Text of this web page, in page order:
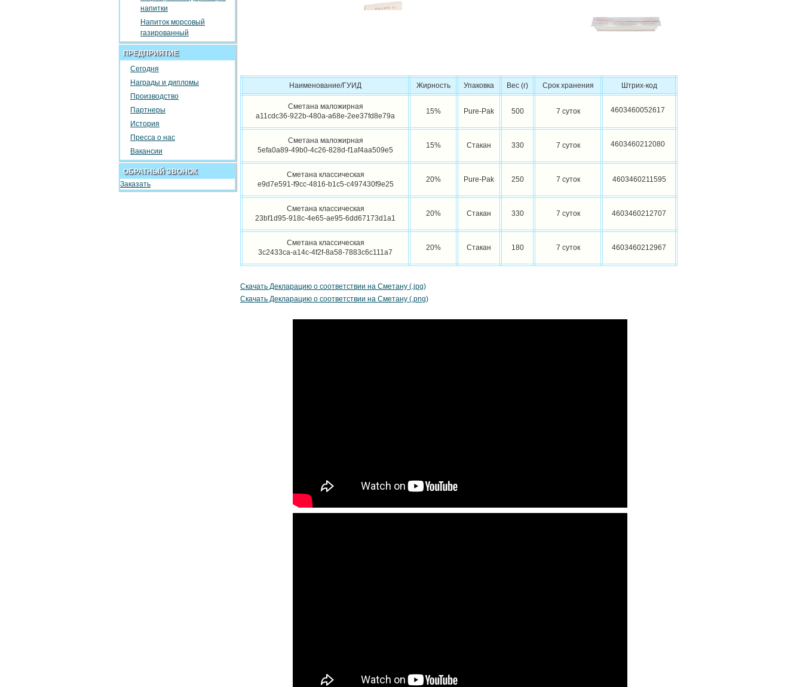
напитки
Напиток морсовый
газированный
ПРЕДПРИЯТИЕ
Сегодня
Награды и дипломы
Производство
Партнеры
История
Пресса о нас
Вакансии
ОБРАТНЫЙ ЗВОНОК
Заказать
Наименование/ГУИД Жирность Упаковка Вес (г) Срок хранения Штрих-код
Сметана маложирная
a11cdc36-922b-480a-a68e-2ee37fd8e79a
15% Pure-Pak 500 7 суток 4603460052617
Сметана маложирная
5efa0a89-49b0-4c26-828d-f1af4aa509e5
15% Стакан 330 7 суток 4603460212080
Сметана классическая
e9d7e591-f9cc-4816-b1c5-c497430f9e25
20% Pure-Pak 250 7 суток 4603460211595
Сметана классическая
23bf1d95-918c-4e65-ae95-6dd67173d1a1
20% Стакан 330 7 суток 4603460212707
Сметана классическая
3c2433ca-a14c-4f2f-8a58-7883c6c111a7
20% Стакан 180 7 суток 4603460212967
Скачать Декларацию о соответствии на Сметану (.jpg)
Скачать Декларацию о соответствии на Сметану (.png)